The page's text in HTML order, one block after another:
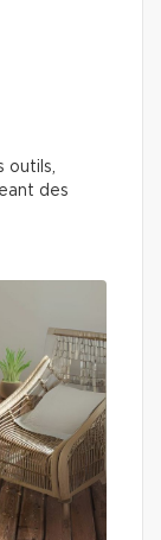
outils,
des